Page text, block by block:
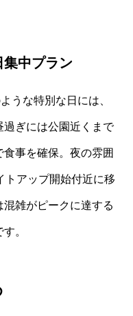
中プラン
うな特別な日には、
過ぎには公園近くまで
事を確保。夜の雰囲
トアップ開始付近に移
雑がピークに達する
。